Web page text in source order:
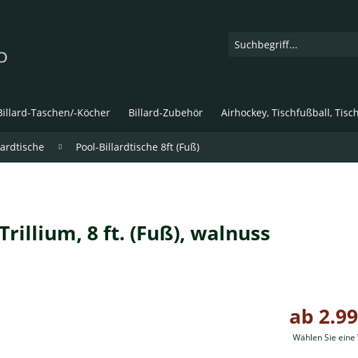
Taschen/-Köcher Billard-Zubehör Airhockey, Tischfußball,
Pool-Billardtische 8ft (Fuß)
8 ft. (Fuß), walnuss
ab
Wählen Sie